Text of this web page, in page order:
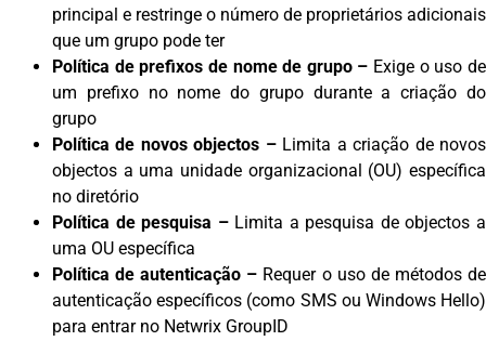
principal e restringe o número de proprietários adicionais
que um grupo pode ter
Política de prefixos de nome de grupo – Exige o uso de
um prefixo no nome do grupo durante a criação do
grupo
Política de novos objectos – Limita a criação de novos
objectos a uma unidade organizacional (OU) específica
no diretório
Política de pesquisa –Limita a pesquisa de objectos a
uma OU específica
Política de autenticação – Requer o uso de métodos de
autenticação específicos (como SMS ou Windows Hello)
para entrar no Netwrix GroupID